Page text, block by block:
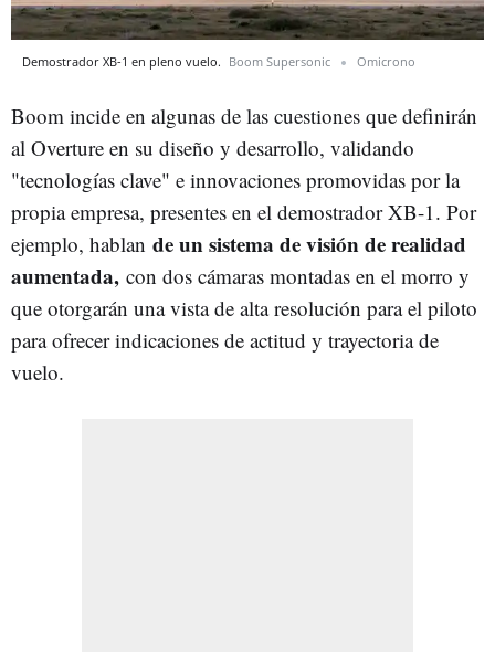
Demostrador XB-1 en pleno vuelo. Boom Supersonic Omicrono
Boom incide en algunas de las cuestiones que definirán
al Overture en su diseño y desarrollo, validando
"tecnologías clave" e innovaciones promovidas por la
propia empresa, presentes en el demostrador XB-1. Por
ejemplo, hablan de un sistema de visión de realidad
aumentada, con dos cámaras montadas en el morro y
que otorgarán una vista de alta resolución para el piloto
para ofrecer indicaciones de actitud y trayectoria de
vuelo.